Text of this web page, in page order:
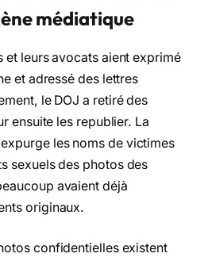
médiatique
et leurs avocats aient exprimé
et adressé des lettres
le DOJ a retiré des
ensuite les republier. La
les noms de victimes
sexuels des photos des
avaient déjà
originaux.
confidentielles existent